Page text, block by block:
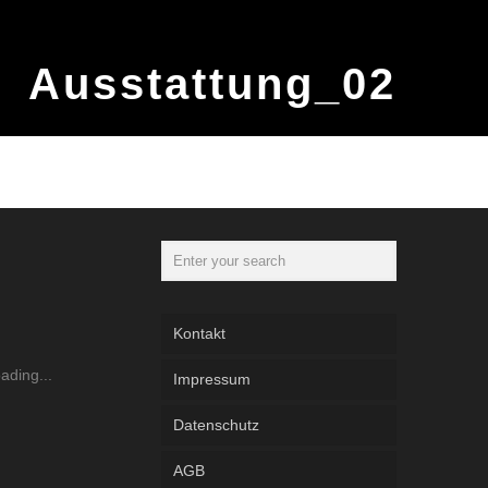
Ausstattung_02
Kontakt
Impressum
Datenschutz
AGB